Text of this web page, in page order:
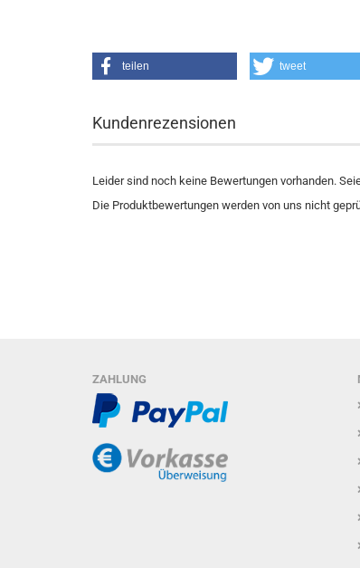
teilen tweet
Kundenrezensionen
Leider sind noch keine Bewertungen vorhanden.
Die Produktbewertungen werden von uns nicht
ZAHLUNG